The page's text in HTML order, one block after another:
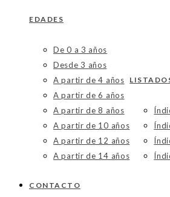
EDADES
De 0 a 3 años
Desde 3 años
A partir de 4 años
A partir de 6 años
A partir de 8 años
A partir de 10 años
A partir de 12 años
A partir de 14 años
CONTACTO